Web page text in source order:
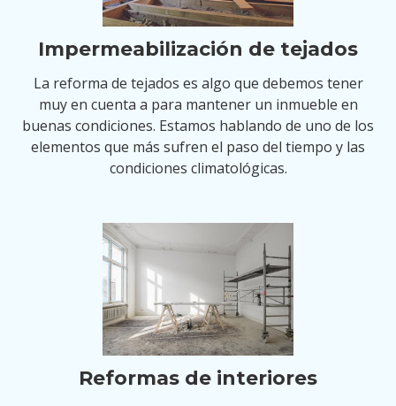
Impermeabilización de tejados
La reforma de tejados es algo que debemos tener
muy en cuenta a para mantener un inmueble en
buenas condiciones. Estamos hablando de uno de los
elementos que más sufren el paso del tiempo y las
condiciones climatológicas.
Reformas de interiores